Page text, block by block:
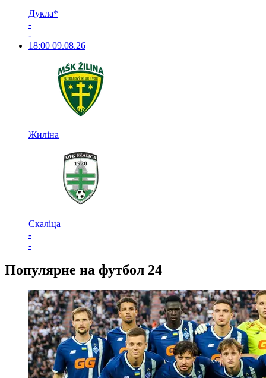
Дукла*
-
-
18:00 09.08.26
Жиліна
Скаліца
-
-
Популярне на футбол 24